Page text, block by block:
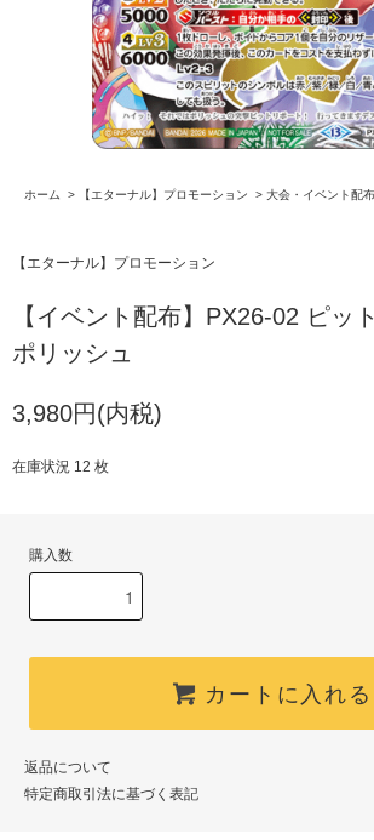
ホーム > 【エターナル】プロモーション > 大会・イベント配布
【エターナル】プロモーション
【イベント配布】PX26-02 ピッ
ポリッシュ
3,980円(内税)
在庫状況 12 枚
購入数
カートに入れる
返品について
特定商取引法に基づく表記